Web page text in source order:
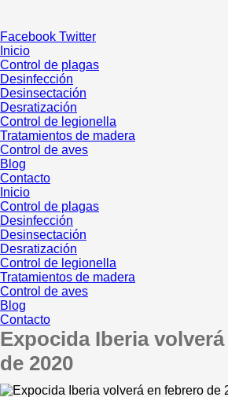
al
contenido
Facebook Twitter
Inicio
Control de plagas
Desinfección
Desinsectación
Desratización
Control de legionella
Tratamientos de madera
Control de aves
Blog
Contacto
Inicio
Control de plagas
Desinfección
Desinsectación
Desratización
Control de legionella
Tratamientos de madera
Control de aves
Blog
Contacto
Expocida Iberia
de 2020